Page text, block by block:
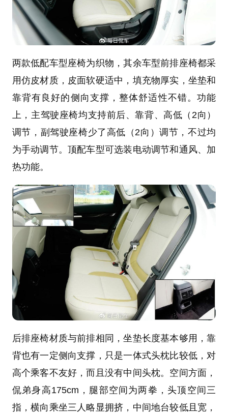
两款低配车型座椅为织物，其余车型前排座椅都采
用仿皮材质，皮面软硬适中，填充物厚实，坐垫和
靠背有良好的侧向支撑，整体舒适性不错。功能
上，主驾驶座椅均支持前后、靠背、高低（2向）
调节，副驾驶座椅少了高低（2向）调节，不过均
为手动调节。顶配车型可选装电动调节和通风、加
热功能。
后排座椅材质与前排相同，坐垫长度基本够用，靠
背也有一定侧向支撑，只是一体式头枕比较低，对
高个乘客不友好，而且没有中间头枕。空间方面，
侃弟身高175cm，腿部空间为两拳，头顶空间三
指，横向乘坐三人略显拥挤，中间地台较低且宽，